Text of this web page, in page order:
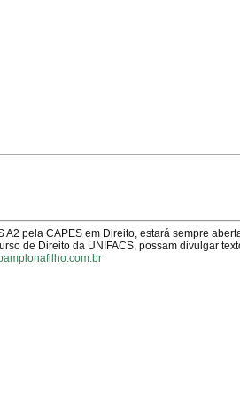
A2 pela CAPES em Direito, estará sempre
de Direito da UNIFACS, possam divulgar